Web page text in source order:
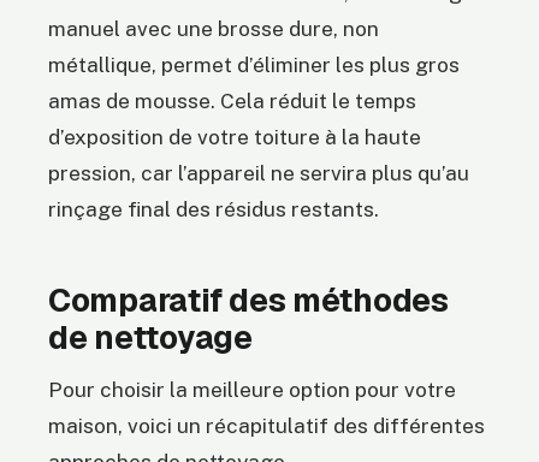
manuel avec une brosse dure, non
métallique, permet d’éliminer les plus gros
amas de mousse. Cela réduit le temps
d’exposition de votre toiture à la haute
pression, car l’appareil ne servira plus qu’au
rinçage final des résidus restants.
Comparatif des méthodes
de nettoyage
Pour choisir la meilleure option pour votre
maison, voici un récapitulatif des différentes